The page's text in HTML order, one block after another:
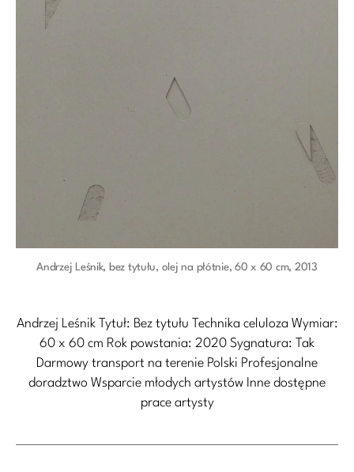
Andrzej Leśnik, bez tytułu, olej na płótnie, 60 x 60 cm, 2013
Andrzej Leśnik Tytuł: Bez tytułu Technika celuloza Wymiar:
60 x 60 cm Rok powstania: 2020 Sygnatura: Tak
Darmowy transport na terenie Polski Profesjonalne
doradztwo Wsparcie młodych artystów Inne dostępne
prace artysty